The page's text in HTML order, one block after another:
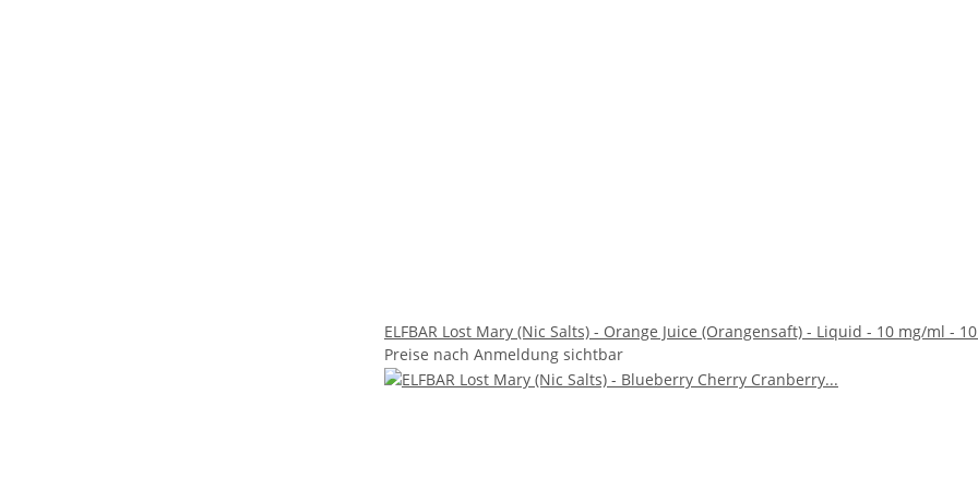
ELFBAR Lost Mary (Nic Salts) - Orange Juice (Orangensaft) - Liquid - 10 mg/ml -
Preise nach Anmeldung sichtbar